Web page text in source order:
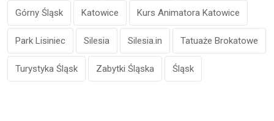
Górny Śląsk Katowice Kurs Animatora Katowice
Park Lisiniec Silesia Silesia.in Tatuaże Brokatowe
Turystyka Śląsk Zabytki Śląska Śląsk